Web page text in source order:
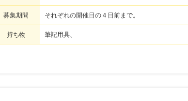
募集期間 それぞれの開催日の４日前まで。
持ち物 筆記用具、